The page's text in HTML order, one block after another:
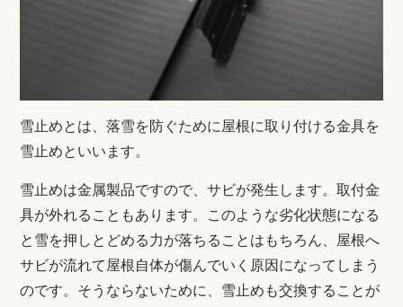
雪止めとは、落雪を防ぐために屋根に取り付ける金具を
雪止めといいます。
雪止めは金属製品ですので、サビが発生します。取付金
具が外れることもあります。このような劣化状態になる
と 雪を押しとどめる力が落ちることはもちろん、屋根へ
サビが流れて屋根自体が傷んでいく原因になってしまう
のです。 そうならないために、雪止めも交換することが